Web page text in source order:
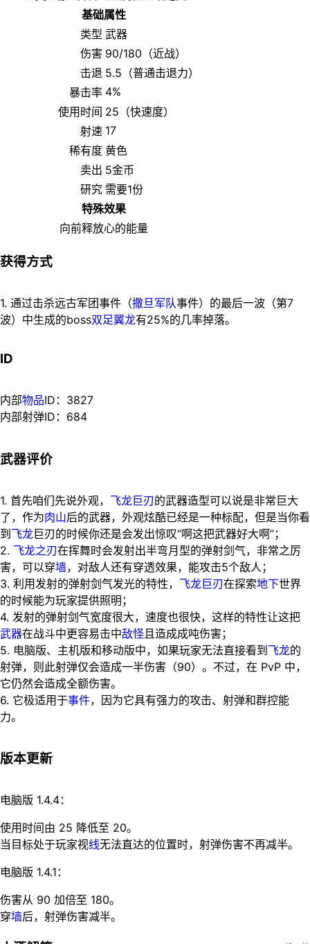
基础属性
类型 武器
伤害 90/180（近战）
击退 5.5（普通击退力）
暴击率 4%
使用时间 25（快速度）
射速 17
稀有度 黄色
卖出 5金币
研究 需要1份
特殊效果
向前释放心的能量
获得方式
1. 通过击杀远古军团事件（撒旦军队事件）的最后一波（第7
波）中生成的boss双足翼龙有25%的几率掉落。
ID
内部物品ID：3827
内部射弹ID：684
武器评价
1. 首先咱们先说外观， 飞龙巨刃的武器造型可以说是非常巨大
了，作为肉山后的武器，外观炫酷已经是一种标配，但是当你看
到飞龙巨刃的时候你还是会发出惊叹“啊这把武器好大啊”；
2. 飞龙之刃在挥舞时会发射出半弯月型的弹射剑气，非常之厉
害，可以穿墙，对敌人还有穿透效果，能攻击5个敌人；
3. 利用发射的弹射剑气发光的特性， 飞龙巨刃在探索地下世界
的时候能为玩家提供照明；
4. 发射的弹射剑气宽度很大，速度也很快，这样的特性让这把
武器在战斗中更容易击中敌怪且造成成吨伤害；
5. 电脑版、主机版和移动版中，如果玩家无法直接看到飞龙的
射弹，则此射弹仅会造成一半伤害（90）。不过，在 PvP 中，
它仍然会造成全额伤害。
6. 它极适用于事件，因为它具有强力的攻击、射弹和群控能
力。
版本更新
电脑版 1.4.4：
使用时间由 25 降低至 20。
当目标处于玩家视线无法直达的位置时，射弹伤害不再减半。
电脑版 1.4.1 ：
伤害从 90 加倍至 180。
穿墙后，射弹伤害减半。